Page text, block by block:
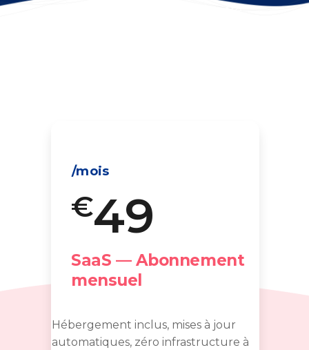
/mois
€49
SaaS — Abonnement
mensuel
Hébergement inclus, mises à jour
automatiques, zéro infrastructure à